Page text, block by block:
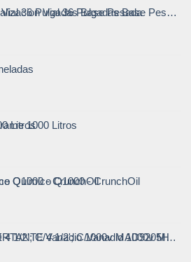
Vial 36 Pulgadas Base Pesada
1000 Litros
Quimico Q1000 - CrunchOil
4 1/2'; C/Vanadio 1000v MAD9205H